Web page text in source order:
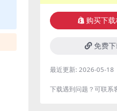
购买下载
免费下
最近更新: 2026-05-18
下载遇到问题？可联系